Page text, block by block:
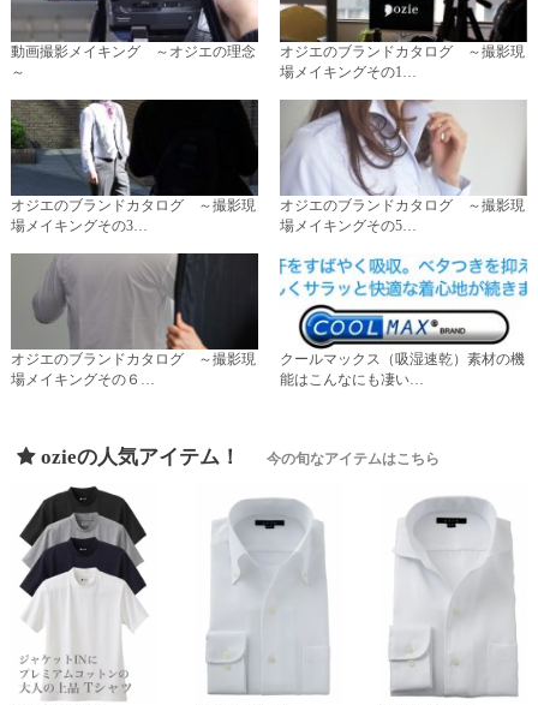
動画撮影メイキング ～オジエの理念
～
オジエのブランドカタログ ～撮影現
場メイキングその1…
オジエのブランドカタログ ～撮影現
場メイキングその3…
オジエのブランドカタログ ～撮影現
場メイキングその5…
オジエのブランドカタログ ～撮影現
場メイキングその６…
クールマックス（吸湿速乾）素材の機
能はこんなにも凄い…
ozieの人気アイテム！ 今の旬なアイテムはこちら